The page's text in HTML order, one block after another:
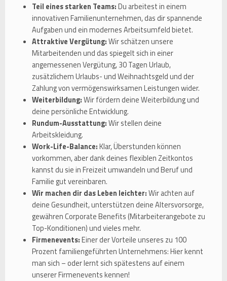
Teil eines starken Teams:Du arbeitest in einem
innovativen Familienunternehmen, das dir spannende
Aufgaben und ein modernes Arbeitsumfeld bietet.
Attraktive Vergütung:Wir schätzen unsere
Mitarbeitenden und das spiegelt sich in einer
angemessenen Vergütung, 30 Tagen Urlaub,
zusätzlichem Urlaubs- und Weihnachtsgeld und der
Zahlung von vermögenswirksamen Leistungen wider.
Weiterbildung:Wir fördern deine Weiterbildung und
deine persönliche Entwicklung.
Rundum-Ausstattung:Wir stellen deine
Arbeitskleidung.
Work-Life-Balance:Klar, Überstunden können
vorkommen, aber dank deines flexiblen Zeitkontos
kannst du sie in Freizeit umwandeln und Beruf und
Familie gut vereinbaren.
Wir machen dir das Leben leichter:Wir achten auf
deine Gesundheit, unterstützen deine Altersvorsorge,
gewähren Corporate Benefits (Mitarbeiterangebote zu
Top-Konditionen) und vieles mehr.
Firmenevents:Einer der Vorteile unseres zu 100
Prozent familiengeführten Unternehmens: Hier kennt
man sich – oder lernt sich spätestens auf einem
unserer Firmenevents kennen!